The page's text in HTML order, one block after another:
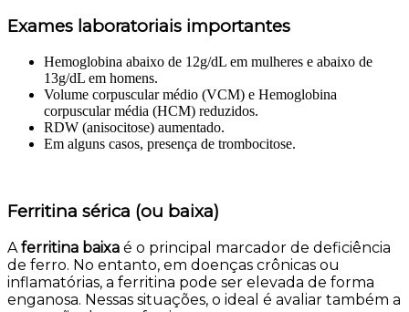
Exames laboratoriais importantes
Hemoglobina abaixo de 12g/dL em mulheres e abaixo de
13g/dL em homens.
Volume corpuscular médio (VCM) e Hemoglobina
corpuscular média (HCM) reduzidos.
RDW (anisocitose) aumentado.
Em alguns casos, presença de trombocitose.
Ferritina sérica (ou baixa)
Aferritina baixa é o principal marcador de deficiência
de ferro. No entanto, em doenças crônicas ou
inflamatórias, a ferritina pode ser elevada de forma
enganosa. Nessas situações, o ideal é avaliar também a